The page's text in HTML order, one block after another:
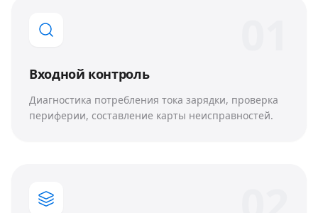
Входной контроль
Диагностика потребления тока зарядки, проверка
периферии, составление карты неисправностей.